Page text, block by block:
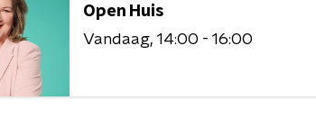
Open Huis
Vandaag 14:00 - 16:00